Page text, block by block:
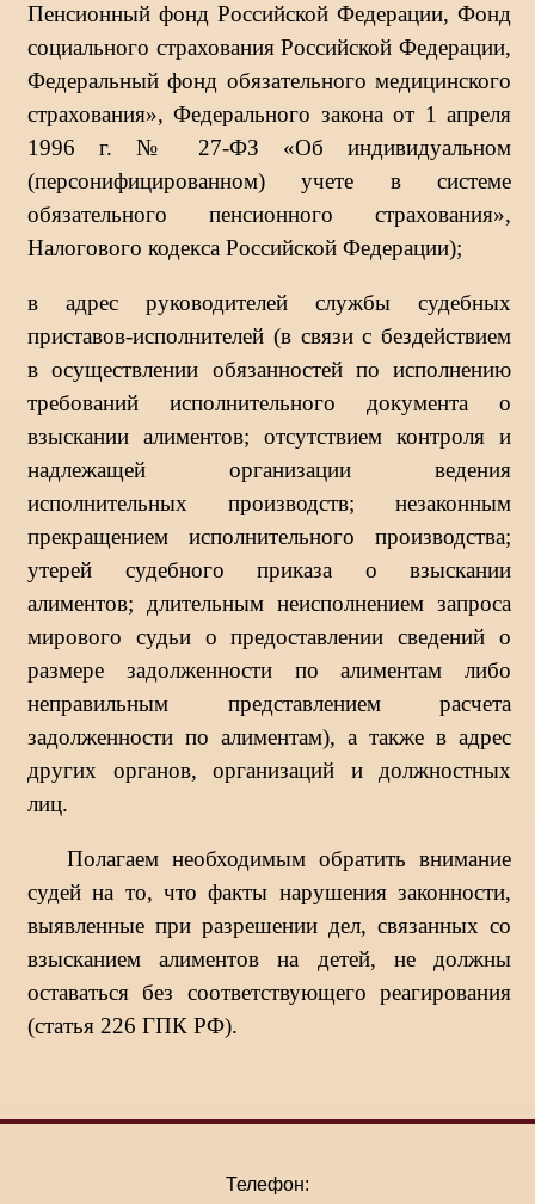
Пенсионный фонд Российской Федерации, Фонд
социального страхования Российской Федерации,
Федеральный фонд обязательного медицинского
страхования», Федерального закона от 1 апреля
1996 г. № 27-ФЗ «Об индивидуальном
(персонифицированном) учете в системе
обязательного пенсионного страхования»,
Налогового кодекса Российской Федерации);
в адрес руководителей службы судебных
приставов-исполнителей (в связи с бездействием
в осуществлении обязанностей по исполнению
требований исполнительного документа о
взыскании алиментов; отсутствием контроля и
надлежащей организации ведения
исполнительных производств; незаконным
прекращением исполнительного производства;
утерей судебного приказа о взыскании
алиментов; длительным неисполнением запроса
мирового судьи о предоставлении сведений о
размере задолженности по алиментам либо
неправильным представлением расчета
задолженности по алиментам), а также в адрес
других органов, организаций и должностных
лиц.
Полагаем необходимым обратить внимание
судей на то, что факты нарушения законности,
выявленные при разрешении дел, связанных со
взысканием алиментов на детей, не должны
оставаться без соответствующего реагирования
(статья 226 ГПК РФ).
Телефон: